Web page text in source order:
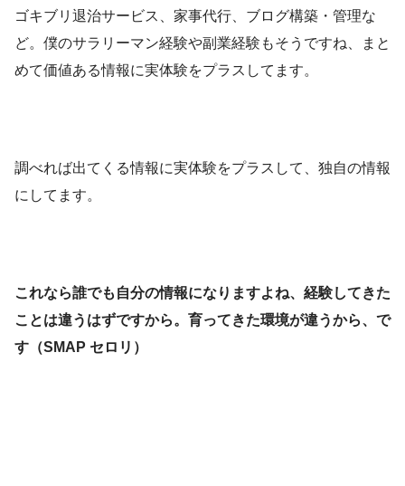
ゴキブリ退治サービス、家事代行、ブログ構築・管理な
ど。僕のサラリーマン経験や副業経験もそうですね、まと
めて価値ある情報に実体験をプラスしてます。
調べれば出てくる情報に実体験をプラスして、独自の情報
にしてます。
これなら誰でも自分の情報になりますよね、経験してきた
ことは違うはずですから。育ってきた環境が違うから、で
す（SMAP セロリ）